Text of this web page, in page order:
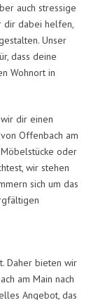
auch stressige
dir dabei helfen,
Unser
dass deine
Wohnort in
dir einen
Offenbach am
oder
wir stehen
sich um das
Daher bieten wir
am Main nach
Angebot, das